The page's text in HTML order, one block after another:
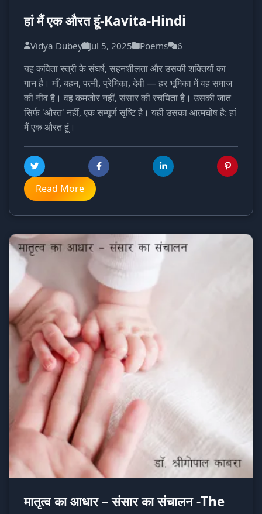
हां मैं एक औरत हूं-Kavita-Hindi
Vidya Dubey Jul 5, 2025 Poems 6
यह कविता स्त्री के संघर्ष, सहनशीलता और उसकी शक्तियों का
गान है। माँ, बहन, पत्नी, प्रेमिका, देवी — हर भूमिका में वह समाज
की नींव है। वह कमजोर नहीं, संसार की रचयिता है। उसकी जात
सिर्फ 'औरत' नहीं, एक सम्पूर्ण सृष्टि है। यही उसका आत्मघोष है: हां
मैं एक औरत हूं।
Read More
मातृत्व का आधार – संसार का संचालन -The